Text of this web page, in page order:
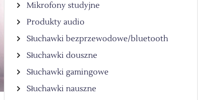
Mikrofony studyjne
Produkty audio
Słuchawki bezprzewodowe/bluetooth
Słuchawki douszne
Słuchawki gamingowe
Słuchawki nauszne